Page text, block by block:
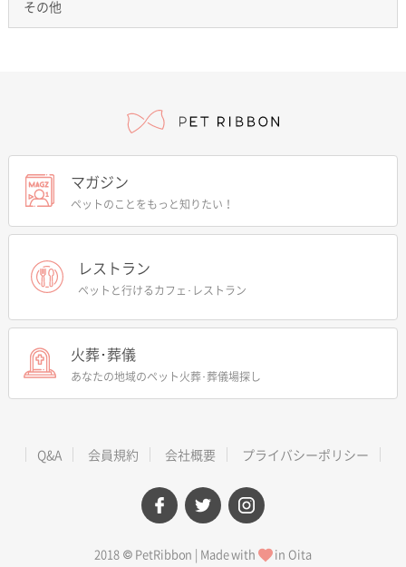
その他
マガジン
ペットのことをもっと知りたい！
レストラン
ペットと行けるカフェ･レストラン
火葬･葬儀
あなたの地域のペット火葬･葬儀場探し
Q&A 会員規約 会社概要 プライバシーポリシー
facebooktwitterinstagram
2018 © PetRibbon | Made with in Oita